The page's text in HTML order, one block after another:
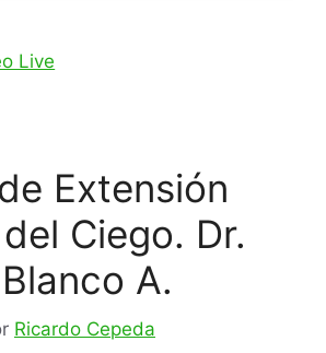
Live
Extensión
Ciego. Dr.
A.
Ricardo Cepeda